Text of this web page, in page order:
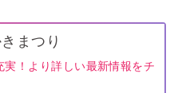
まつり
実！より詳しい最新情報をチ